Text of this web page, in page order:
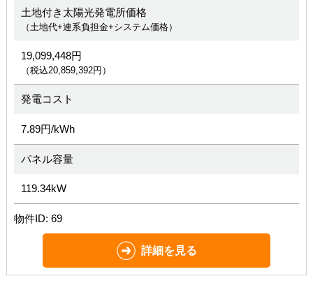
土地付き太陽光発電所価格
（土地代+連系負担金+システム価格）
19,099,448円
（税込20,859,392円）
発電コスト
7.89円/kWh
パネル容量
119.34kW
物件ID: 69
詳細を見る